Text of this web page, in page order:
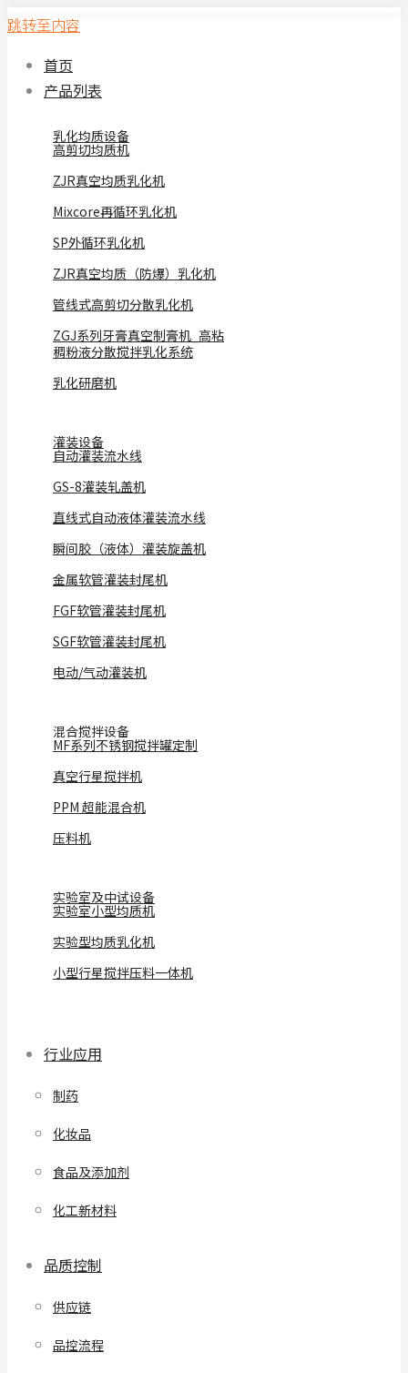
跳转至内容
首页
产品列表
乳化均质设备
高剪切均质机
ZJR真空均质乳化机
Mixcore再循环乳化机
SP外循环乳化机
ZJR真空均质（防爆）乳化机
管线式高剪切分散乳化机
ZGJ系列牙膏真空制膏机_高粘
稠粉液分散搅拌乳化系统
乳化研磨机
灌装设备
自动灌装流水线
GS-8灌装轧盖机
直线式自动液体灌装流水线
瞬间胶（液体）灌装旋盖机
金属软管灌装封尾机
FGF软管灌装封尾机
SGF软管灌装封尾机
电动/气动灌装机
混合搅拌设备
MF系列不锈钢搅拌罐定制
真空行星搅拌机
PPM 超能混合机
压料机
实验室及中试设备
实验室小型均质机
实验型均质乳化机
小型行星搅拌压料一体机
行业应用
制药
化妆品
食品及添加剂
化工新材料
品质控制
供应链
品控流程